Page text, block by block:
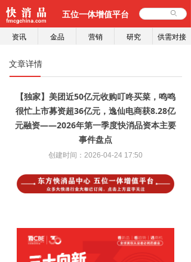
五位一体增值平台 ꄙ
资讯 金品 营销 研究 供需对接
【独家】美团近50亿元收购叮咚买菜，鸣鸣
很忙上市募资超36亿元，逸仙电商获8.28亿
元融资——2026年第一季度快消品资本主要
事件盘点
文章详情
创建时间： 2026-04-24 17:50